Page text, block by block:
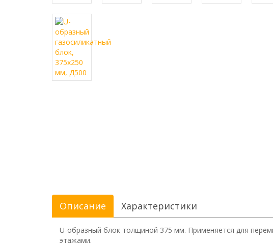
Описание Характеристики
U-образный блок толщиной 375 мм. Применяется для
этажами.